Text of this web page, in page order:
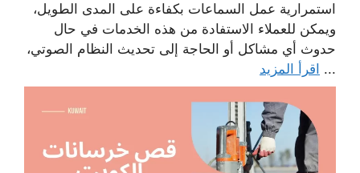
استمرارية عمل السماعات بكفاءة على المدى الطويل،
ويمكن للعملاء الاستفادة من هذه الخدمات في حال
حدوث أي مشاكل أو الحاجة إلى تحديث النظام الصوتي،
... اقرأ المزيد